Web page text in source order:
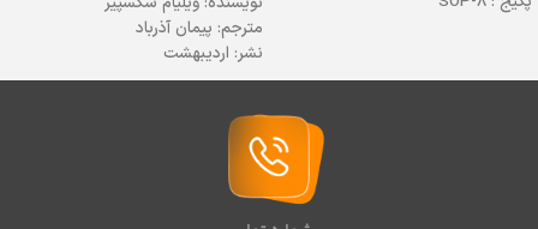
مترجم: پیمان آذرباد
نشر: اردیبهشت
قطع رقعی
موضوع: عاشقانه کلاسیک
نوع جلد شومیز
تعداد صفحات: ۲۰۰ صفحه